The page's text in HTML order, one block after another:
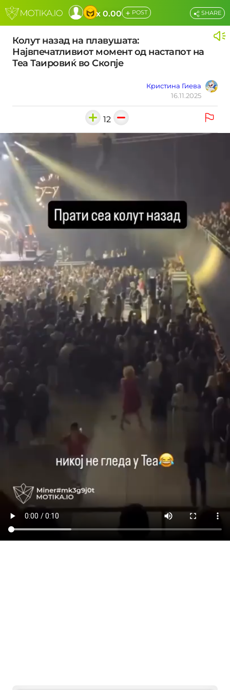
x 0.00 + POST
Колут назад на плавушата:
Највпечатливиот момент од настапот на
Теа Таировиќ во Скопје
Кристина Гиева
16.11.2025
SHARE
12